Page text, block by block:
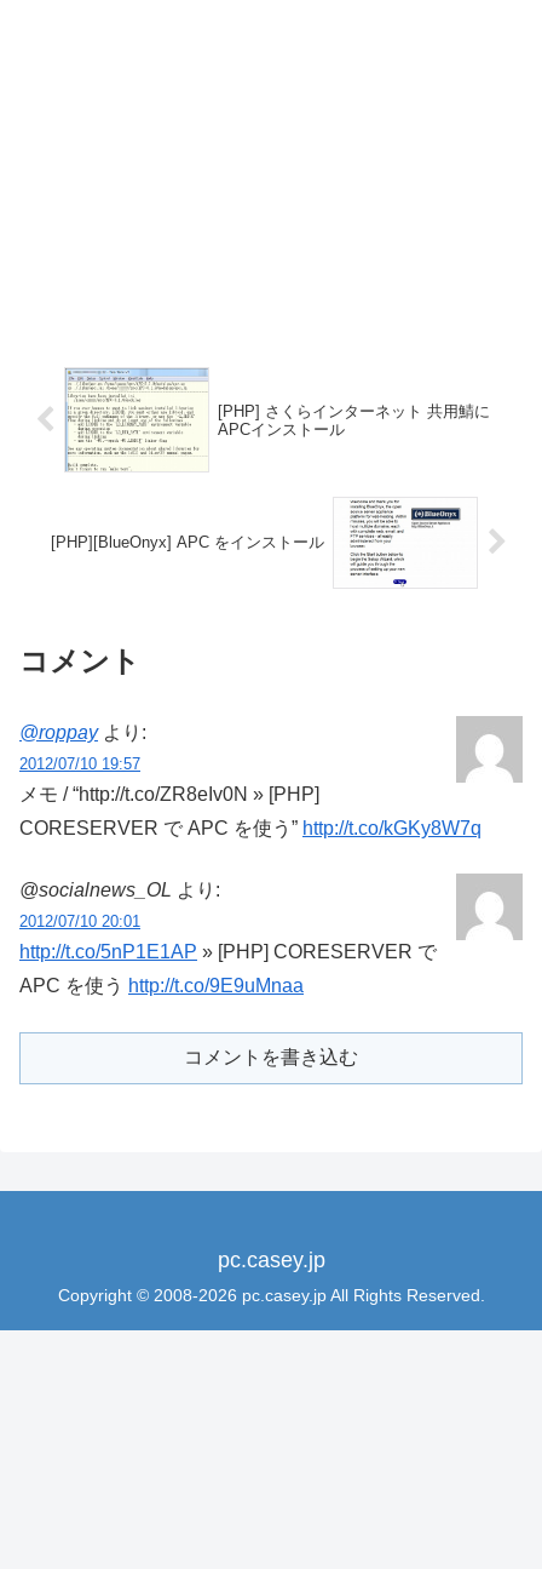
[PHP] さくらインターネット 共用鯖に
APCインストール
[PHP][BlueOnyx] APC をインストール
コメント
@roppay より:
2012/07/10 19:57
メモ / “http://t.co/ZR8eIv0N » [PHP]
CORESERVER で APC を使う” http://t.co/kGKy8W7q
@socialnews_OL より:
2012/07/10 20:01
http://t.co/5nP1E1AP » [PHP] CORESERVER で
APC を使う http://t.co/9E9uMnaa
コメントを書き込む
pc.casey.jp
Copyright © 2008-2026 pc.casey.jp All Rights Reserved.